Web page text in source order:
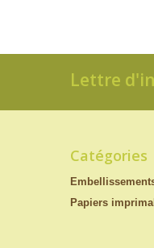
Lettre
Catégories
Papiers